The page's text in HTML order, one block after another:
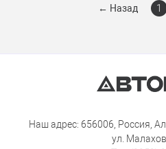
← Назад 1
Наш адрес: 656006, Россия,
ул.